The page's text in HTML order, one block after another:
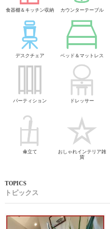
食器棚＆キッチン収納 カウンターテーブル
デスクチェア ベッド＆マットレス
パーティション ドレッサー
傘立て
おしゃれインテリア雑
貨
トピックス